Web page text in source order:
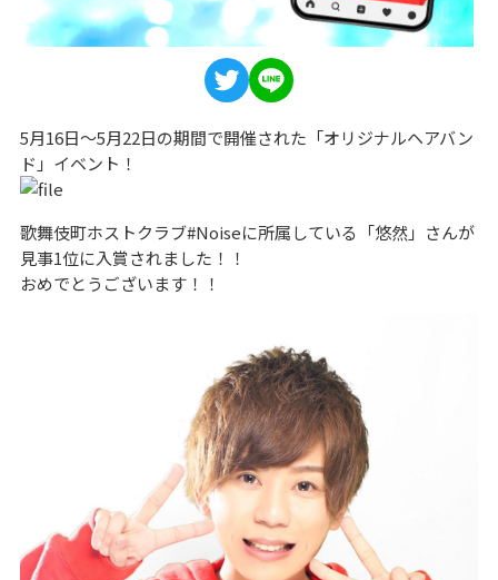
5月16日～5月22日の期間で開催された「オリジナルヘアバン
ド」イベント！
歌舞伎町ホストクラブ#Noiseに所属している「悠然」さんが
見事1位に入賞されました！！
おめでとうございます！！